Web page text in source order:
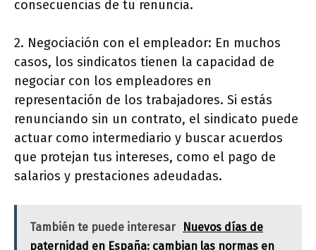
consecuencias de tu renuncia.
2. Negociación con el empleador: En muchos
casos, los sindicatos tienen la capacidad de
negociar con los empleadores en
representación de los trabajadores. Si estás
renunciando sin un contrato, el sindicato puede
actuar como intermediario y buscar acuerdos
que protejan tus intereses, como el pago de
salarios y prestaciones adeudadas.
También te puede interesar
Nuevos días de
paternidad en España: cambian las normas en